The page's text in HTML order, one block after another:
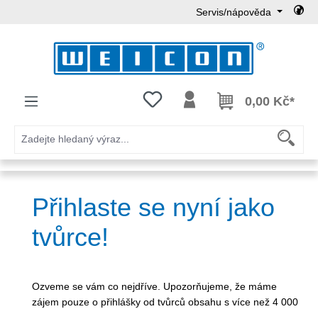
Servis/nápověda
Máte 0 položky v seznamu přání
0,00 Kč*
Přihlaste se nyní jako
tvůrce!
Ozveme se vám co nejdříve. Upozorňujeme, že máme
zájem pouze o přihlášky od tvůrců obsahu s více než 4 000